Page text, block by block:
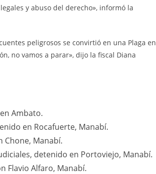
y abuso del derecho», informó la
peligrosos se convirtió en una Plaga en
no vamos a parar», dijo la fiscal Diana
Ambato.
en Rocafuerte, Manabí.
Chone, Manabí.
detenido en Portoviejo, Manabí.
Flavio Alfaro, Manabí.